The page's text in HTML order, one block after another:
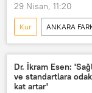
29 Nisan, 11:20
Kur ANKARA
Ekonomi
Ekonomi Muhabirleri
Altın
Döviz
Dr. İkram Esen:
ve standartlara
kat artar'